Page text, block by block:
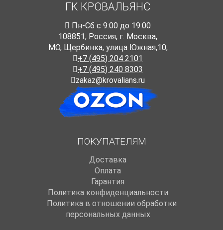
ГК КРОВАЛЬЯНС
Пн-Cб с 9:00 до 19:00
108851, Россия, г. Москва,
МО, Щербинка, улица Южная,10,
+7 (495) 204 2101
+7 (495) 240 8303
zakaz@krovalians.ru
ПОКУПАТЕЛЯМ
Доставка
Оплата
Гарантия
Политика конфиденциальности
Политика в отношении обработки
персональных данных